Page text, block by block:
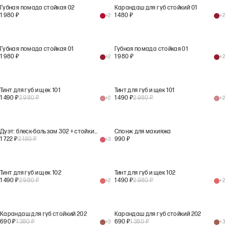
Губная помада стойкая 02
1 980 ₽ +2
Карандаш для губ стойкий 01
1 480 ₽ +2
Губная помада стойкая 01
1 980 ₽ +2
Губная помада стойкая 01
1 980 ₽ +2
Тинт для губ и щек 101
1 490 ₽2 980₽ +2
Тинт для губ и щек 101
1 490 ₽2 980₽ +2
Дуэт: блеск-бальзам 302 + стойкий карандаш 204
1 722 ₽2 180₽ +3
Спонж для макияжа
990 ₽
Тинт для губ и щек 102
1 490 ₽2 980₽ +2
Тинт для губ и щек 102
1 490 ₽2 980₽ +2
Карандаш для губ стойкий 202
690₽1 380₽ +3
Карандаш для губ стойкий 202
690 ₽1 380₽ +3